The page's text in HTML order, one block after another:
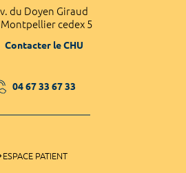
du Doyen Giraud
Montpellier cedex 5
Contacter le CHU
04 67 33 67 33
ESPACE PATIENT